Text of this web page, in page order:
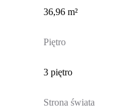
36,96 m²
Piętro
3 piętro
Strona świata